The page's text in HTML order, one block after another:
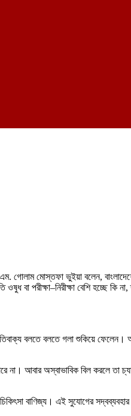
গোলাম মোস্তফা ভুইয়া বলেন,
বা পরীক্ষা–নিরীক্ষা বেশি হচ্ছে কি
বলতে বলতে গলা শুকিয়ে ফেলেন।
না। আবার অস্বাভাবিক বিল করলে তা
বাণিজ্য। এই সুযোগের